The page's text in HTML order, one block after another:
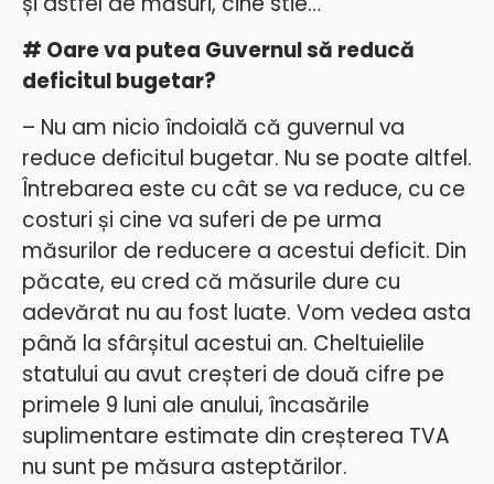
# Oare va putea Guvernul să reducă
deficitul bugetar?
– Nu am nicio îndoială că guvernul va
reduce deficitul bugetar. Nu se poate altfel.
Întrebarea este cu cât se va reduce, cu ce
costuri și cine va suferi de pe urma
măsurilor de reducere a acestui deficit. Din
păcate, eu cred că măsurile dure cu
adevărat nu au fost luate. Vom vedea asta
până la sfârșitul acestui an. Cheltuielile
statului au avut creșteri de două cifre pe
primele 9 luni ale anului, încasările
suplimentare estimate din creșterea TVA
nu sunt pe măsura asteptărilor.